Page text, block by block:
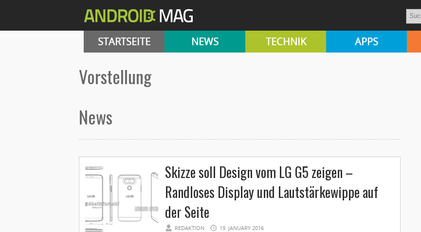
STARTSEITE NEWS TECHNIK APPS
Vorstellung
News
Skizze soll Design vom LG G5 zeigen –
Randloses Display und Lautstärkewippe auf
der Seite
REDAKTION 19. JANUARY 2016